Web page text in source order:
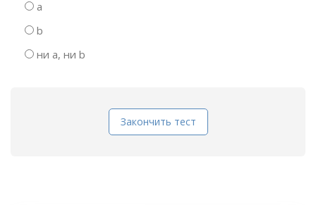
a
b
ни a, ни b
Закончить тест